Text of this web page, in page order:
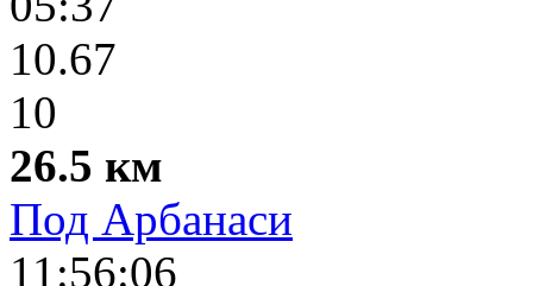
10.67
10
26.5 км
Под Арбанаси
11:56:06